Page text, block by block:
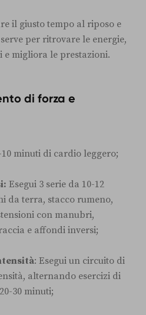
il giusto tempo al riposo e
per ritrovare le energie,
migliora le prestazioni.
di forza e
10 minuti di cardio leggero;
Esegui 3 serie da 10-12
da terra, stacco rumeno,
con manubri,
e affondi inversi;
: Esegui un circuito di
alternando esercizi di
30 minuti;